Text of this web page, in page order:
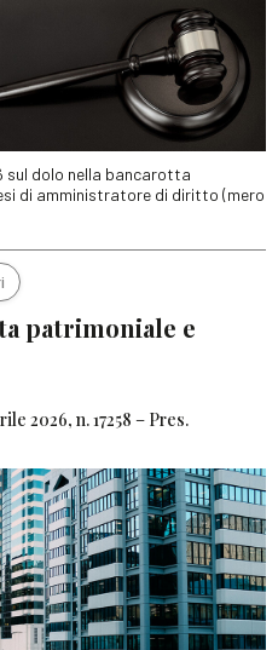
sul dolo nella bancarotta
di amministratore di diritto (mero
patrimoniale e
2026, n. 17258 – Pres.